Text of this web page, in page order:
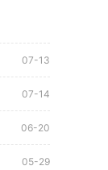
07-13
07-14
06-20
05-29